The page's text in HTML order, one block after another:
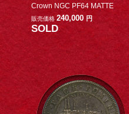
Crown NGC PF64 MATTE
販売価格 240,000 円
SOLD